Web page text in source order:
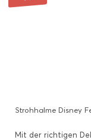
Strohhalme Disney
Mit der richtigen